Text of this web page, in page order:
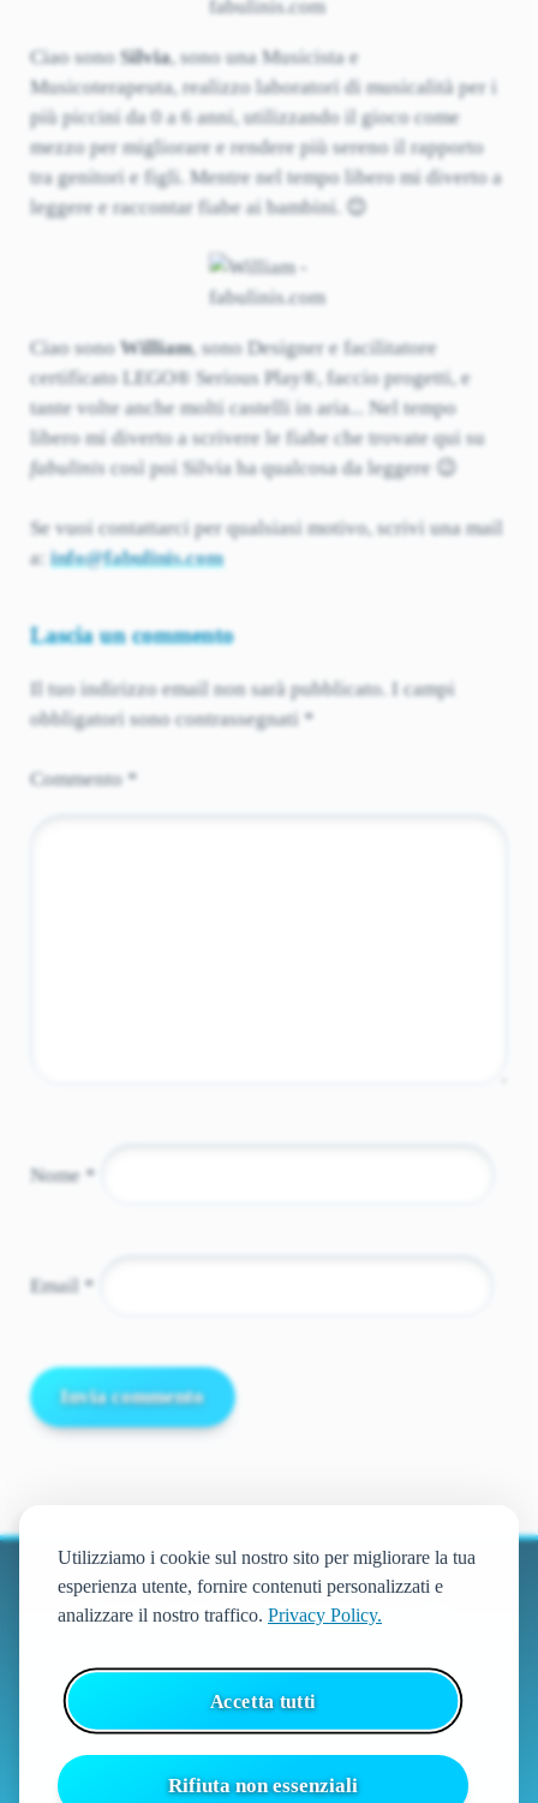
Utilizziamo i cookie sul nostro sito per migliorare la tua
esperienza utente, fornire contenuti personalizzati e
analizzare il nostro traffico. Privacy Policy.
Accetta tutti
Rifiuta non essenziali
Ciao sonoSilvia, sono una Musicista e
Musicoterapeuta, realizzo laboratori di musicalità per i
più piccini da 0 a 6 anni, utilizzando il gioco come
mezzo per migliorare e rendere più sereno il rapporto
tra genitori e figli. Mentre nel tempo libero mi diverto a
leggere e raccontar fiabe ai bambini. 😊
Ciao sonoWilliam, sono Designer e facilitatore
certificato LEGO® Serious Play®, faccio progetti, e
tante volte anche molti castelli in aria... Nel tempo
libero mi diverto a scrivere le fiabe che trovate qui su
fabuliniscosì poi Silvia ha qualcosa da leggere 😉
Se vuoi contattarci per qualsiasi motivo, scrivi una mail
a:info@fabulinis.com
Lascia un commento
Il tuo indirizzo email non sarà pubblicato. I campi
obbligatori sono contrassegnati *
Commento*
Nome *
Email*
© 2016-2026 fabulinis.com
79H Sagl ● Via San Gottardo 56, 6900 Massagno - CH